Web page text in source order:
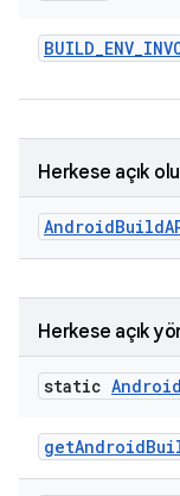
BUILD_ENV_
Herkese açık
AndroidBuild
Herkese açık
static Android
getAndroid